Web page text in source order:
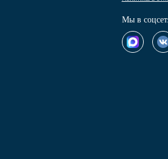
Мы в